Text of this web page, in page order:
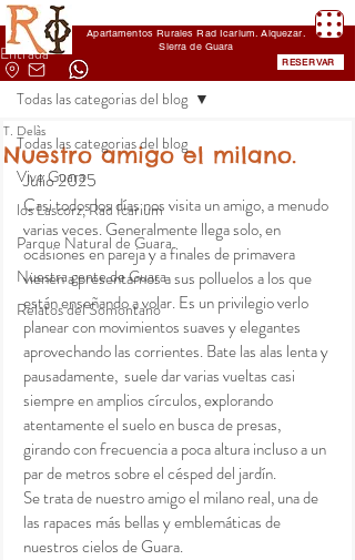
Apartamentos Rurales Rad Icarium. Alquezar.
Sierra de Guara
RESERVAR
Entrada
Todas las categorias del blog
Vive Guara
los Lascorz, Rad Icarium
Parque Natural de Guara
Nuestra gente de Guara
Relatos del Somontano
Todas las categorias del blog
Nuestro amigo el milano.
T. Delàs
Julio 2025
Casi todos los días nos visita un amigo, a menudo
varias veces. Generalmente llega solo, en
ocasiones en pareja y a finales de primavera
vienen a presentarnos a sus polluelos a los que
están enseñando a volar. Es un privilegio verlo
planear con movimientos suaves y elegantes
aprovechando las corrientes. Bate las alas lenta y
pausadamente,  suele dar varias vueltas casi
siempre en amplios círculos, explorando
atentamente el suelo en busca de presas,
girando con frecuencia a poca altura incluso a un
par de metros sobre el césped del jardín.
Se trata de nuestro amigo el milano real, una de
las rapaces más bellas y emblemáticas de
nuestros cielos de Guara.